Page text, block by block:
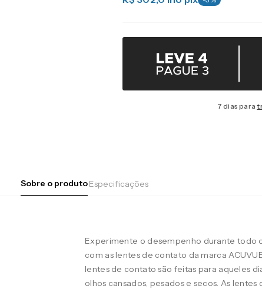
7 dias para
Sobre o produtoEspecificações
Experimente o desempenho durante todo
com as lentes de contato da marca
lentes de contato são feitas para aqueles
olhos cansados, pesados e secos. As